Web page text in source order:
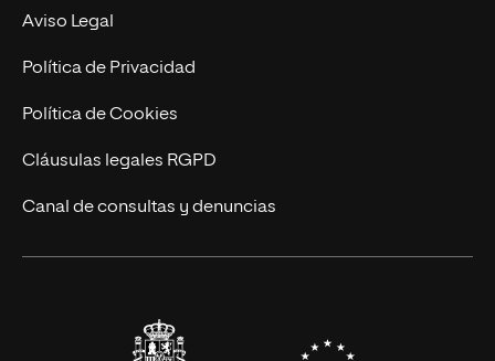
Experto Universitario
Postgrados
Cursos Universitarios
Nuestro Equipo
Trabaja en UNIR
Actualidad
UNIR Revista
Eventos
Aviso Legal
Política de Privacidad
Política de Cookies
Cláusulas legales RGPD
Canal de consultas y denuncias